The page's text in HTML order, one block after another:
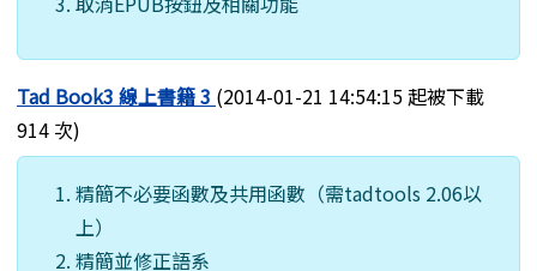
Tad Book3 線上書籍 3 (2014-01-21 14:54:15 起被下載
914 次)
精簡不必要函數及共用函數（需tadtools 2.06以
上）
精簡並修正語系